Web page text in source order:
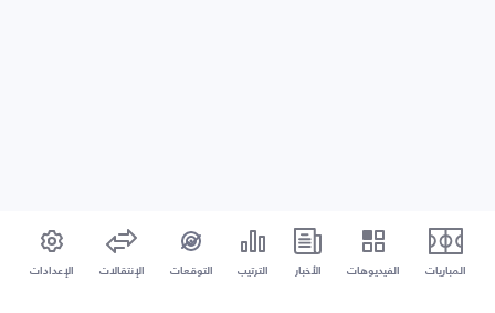
المباريات الفيديوهات الأخبار الترتيب التوقعات الإنتقالات الإعدادات